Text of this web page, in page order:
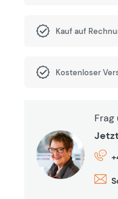
Kauf auf
Kostenloser
Frag